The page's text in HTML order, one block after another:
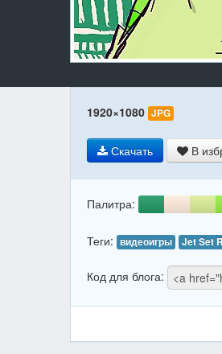
1920×1080 JPG
Скачать В
Палитра:
Теги: видеоигры Jet Set
Код для блога: